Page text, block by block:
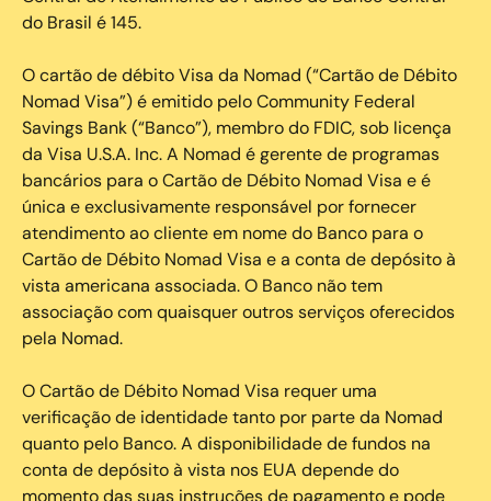
do Brasil é 145.
O cartão de débito Visa da Nomad (“Cartão de Débito
Nomad Visa”) é emitido pelo Community Federal
Savings Bank (“Banco”), membro do FDIC, sob licença
da Visa U.S.A. Inc. A Nomad é gerente de programas
bancários para o Cartão de Débito Nomad Visa e é
única e exclusivamente responsável por fornecer
atendimento ao cliente em nome do Banco para o
Cartão de Débito Nomad Visa e a conta de depósito à
vista americana associada. O Banco não tem
associação com quaisquer outros serviços oferecidos
pela Nomad.
O Cartão de Débito Nomad Visa requer uma
verificação de identidade tanto por parte da Nomad
quanto pelo Banco. A disponibilidade de fundos na
conta de depósito à vista nos EUA depende do
momento das suas instruções de pagamento e pode